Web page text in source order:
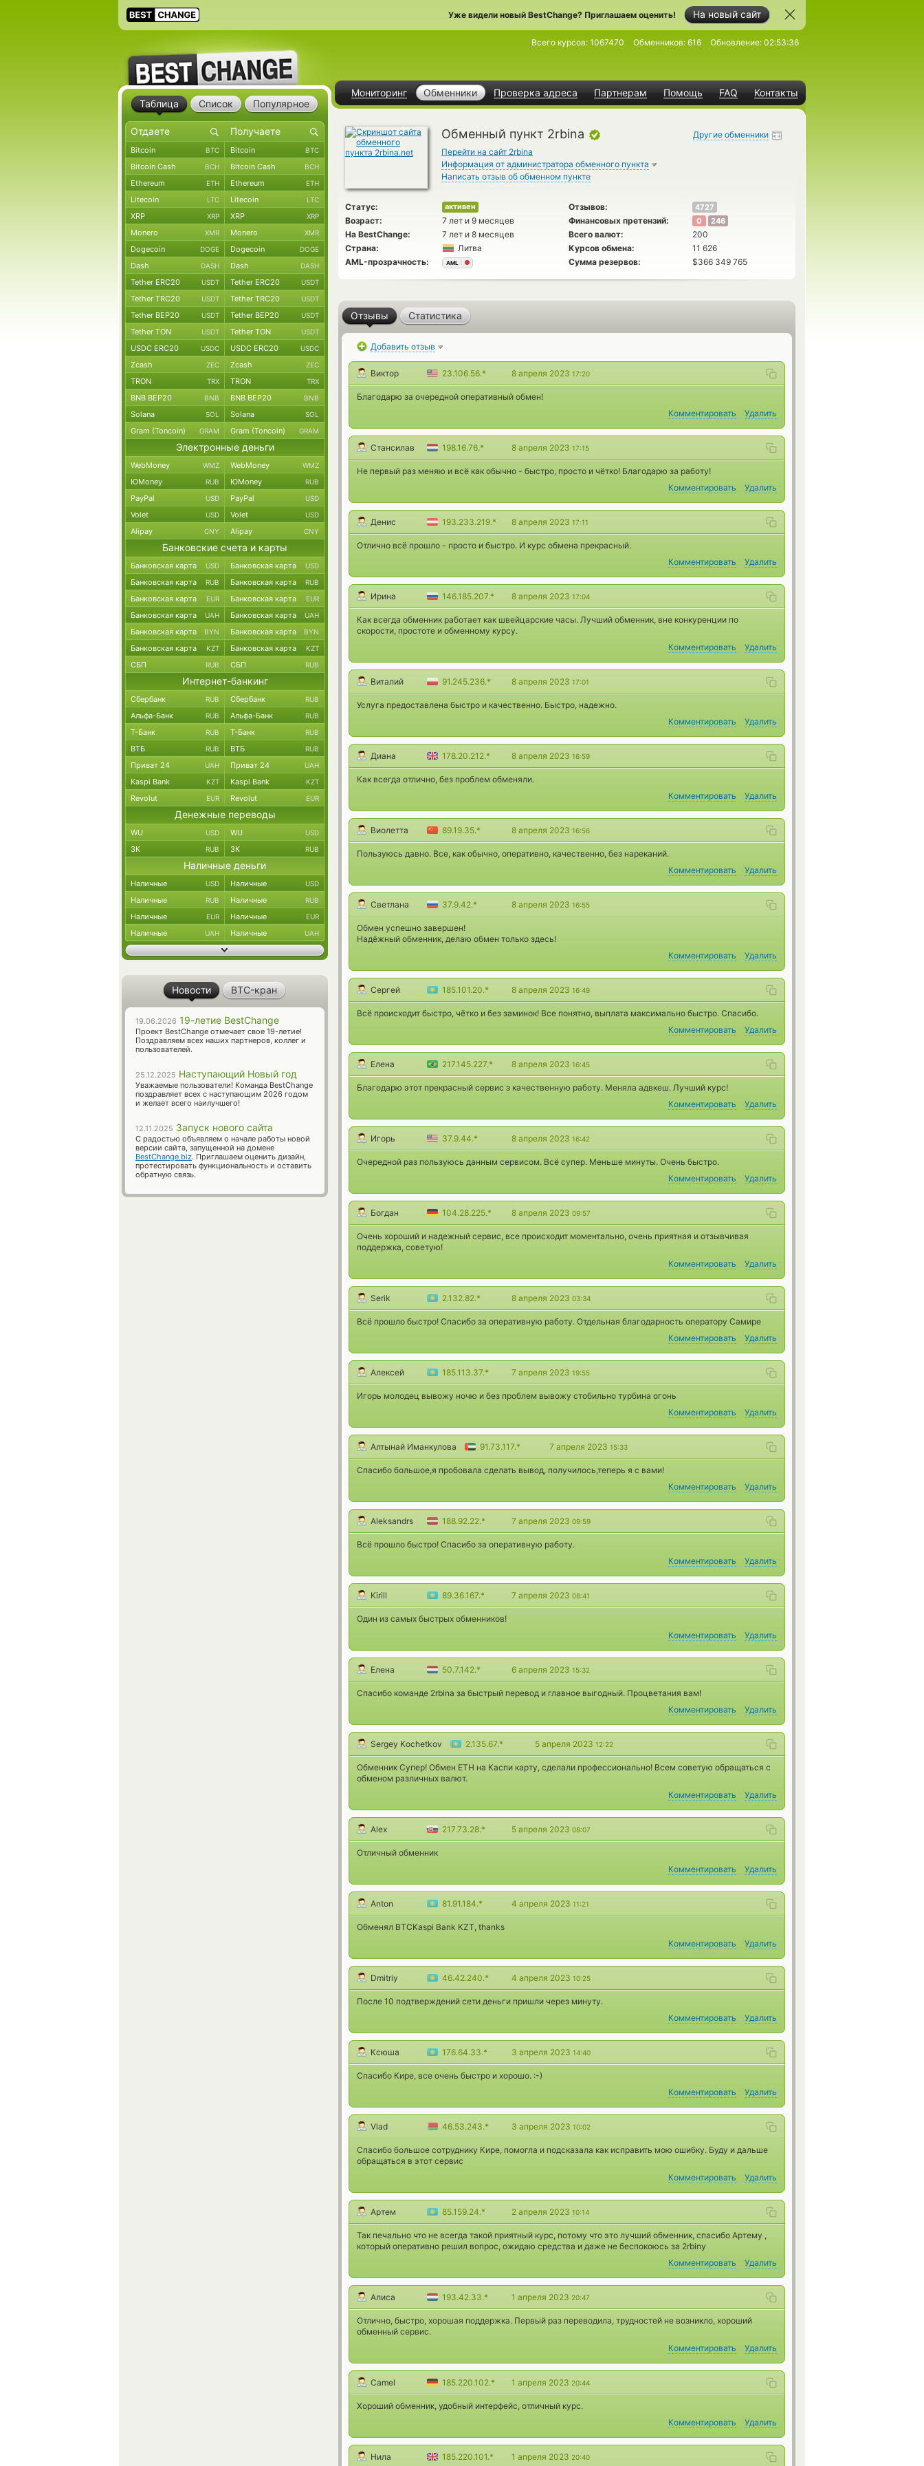
На новый сайт
Уже видели новый BestChange? Приглашаем оценить!
Мониторинг Обменники Проверка адреса Партнерам Помощь FAQ Контакты
Всего курсов: 1067470 Обменников: 616 Обновление: 02:53:36
Обменный пункт 2rbina
Перейти на сайт 2rbina
Информация от администратора обменного пункта
Написать отзыв об обменном пункте
Другие обменники
Статус: активен Отзывов: 4727
Возраст: 7 лет и 9 месяцев Финансовых претензий: 0 246
На BestChange: 7 лет и 8 месяцев Всего валют:
200
Страна:
Литва Курсов обмена:
11 626
AML-прозрачность:
AML Сумма резервов: $366 349 765
Отзывы Статистика
Добавить отзыв
Виктор 23.106.56.* 8 апреля 2023 17:20
Благодарю за очередной оперативный обмен!
Комментировать
Удалить
Стансилав 198.16.76.* 8 апреля 2023 17:15
Не первый раз меняю и всё как обычно - быстро, просто и чётко! Благодарю за работу!
Комментировать
Удалить
Денис 193.233.219.* 8 апреля 2023 17:11
Отлично всё прошло - просто и быстро. И курс обмена прекрасный.
Комментировать
Удалить
Ирина 146.185.207.* 8 апреля 2023 17:04
Как всегда обменник работает как швейцарские часы. Лучший обменник, вне конкуренции по
скорости, простоте и обменному курсу.
Комментировать
Удалить
Виталий 91.245.236.* 8 апреля 2023 17:01
Услуга предоставлена быстро и качественно. Быстро, надежно.
Комментировать
Удалить
Диана 178.20.212.* 8 апреля 2023 16:59
Как всегда отлично, без проблем обменяли.
Комментировать
Удалить
Виолетта 89.19.35.* 8 апреля 2023 16:56
Пользуюсь давно. Все, как обычно, оперативно, качественно, без нареканий.
Комментировать
Удалить
Светлана 37.9.42.* 8 апреля 2023 16:55
Обмен успешно завершен!
Надёжный обменник, делаю обмен только здесь!
Комментировать
Удалить
Сергей 185.101.20.* 8 апреля 2023 16:49
Всё происходит быстро, чётко и без заминок! Все понятно, выплата максимально быстро. Спасибо.
Комментировать
Удалить
Елена 217.145.227.* 8 апреля 2023 16:45
Благодарю этот прекрасный сервис з качественную работу. Меняла адвкеш. Лучший курс!
Комментировать
Удалить
Игорь 37.9.44.* 8 апреля 2023 16:42
Очередной раз пользуюсь данным сервисом. Всё супер. Меньше минуты. Очень быстро.
Комментировать
Удалить
Богдан 104.28.225.* 8 апреля 2023 09:57
Очень хороший и надежный сервис, все происходит моментально, очень приятная и отзывчивая
поддержка, советую!
Комментировать
Удалить
Serik 2.132.82.* 8 апреля 2023 03:34
Всё прошло быстро! Спасибо за оперативную работу. Отдельная благодарность оператору Самире
Комментировать
Удалить
Алексей 185.113.37.* 7 апреля 2023 19:55
Игорь молодец вывожу ночю и без проблем вывожу стобильно турбина огонь
Комментировать
Удалить
Алтынай Иманкулова 91.73.117.* 7 апреля 2023 15:33
Спасибо большое,я пробовала сделать вывод, получилось,теперь я с вами!
Комментировать
Удалить
Aleksandrs 188.92.22.* 7 апреля 2023 09:59
Всё прошло быстро! Спасибо за оперативную работу.
Комментировать
Удалить
Kirill 89.36.167.* 7 апреля 2023 08:41
Один из самых быстрых обменников!
Комментировать
Удалить
Елена 50.7.142.* 6 апреля 2023 15:32
Спасибо команде 2rbina за быстрый перевод и главное выгодный. Процветания вам!
Комментировать
Удалить
Sergey Kochetkov 2.135.67.* 5 апреля 2023 12:22
Обменник Супер! Обмен ETH на Каспи карту, сделали профессионально! Всем советую обращаться с
обменом различных валют.
Комментировать
Удалить
Alex 217.73.28.* 5 апреля 2023 08:07
Отличный обменник
Комментировать
Удалить
Anton 81.91.184.* 4 апреля 2023 11:21
Обменял BTCKaspi Bank KZT, thanks
Комментировать
Удалить
Dmitriy 46.42.240.* 4 апреля 2023 10:25
После 10 подтверждений сети деньги пришли через минуту.
Комментировать
Удалить
Ксюша 176.64.33.* 3 апреля 2023 14:40
Спасибо Кире, все очень быстро и хорошо. :-)
Комментировать
Удалить
Vlad 46.53.243.* 3 апреля 2023 10:02
Спасибо большое сотруднику Кире, помогла и подсказала как исправить мою ошибку. Буду и дальше
обращаться в этот сервис
Комментировать
Удалить
Артем 85.159.24.* 2 апреля 2023 10:14
Так печально что не всегда такой приятный курс, потому что это лучший обменник, спасибо Артему ,
который оперативно решил вопрос, ожидаю средства и даже не беспокоюсь за 2rbiny
Комментировать
Удалить
Алиса 193.42.33.* 1 апреля 2023 20:47
Отлично, быстро, хорошая поддержка. Первый раз переводила, трудностей не возникло, хороший
обменный сервис.
Комментировать
Удалить
Camel 185.220.102.* 1 апреля 2023 20:44
Хороший обменник, удобный интерфейс, отличный курс.
Комментировать
Удалить
Нила 185.220.101.* 1 апреля 2023 20:40
Таблица Список Популярное
Bitcoin BTC Bitcoin BTC
Bitcoin Cash BCH Bitcoin Cash BCH
Ethereum ETH Ethereum ETH
Litecoin LTC Litecoin LTC
XRP XRP XRP XRP
Monero XMR Monero XMR
Dogecoin DOGE Dogecoin DOGE
Dash DASH Dash DASH
Tether ERC20 USDT Tether ERC20 USDT
Tether TRC20 USDT Tether TRC20 USDT
Tether BEP20 USDT Tether BEP20 USDT
Tether TON USDT Tether TON USDT
USDC ERC20 USDC USDC ERC20 USDC
Zcash ZEC Zcash ZEC
TRON TRX TRON TRX
BNB BEP20 BNB BNB BEP20 BNB
Solana SOL Solana SOL
Gram (Toncoin) GRAM Gram (Toncoin) GRAM
Электронные деньги
WebMoney WMZ WebMoney WMZ
ЮMoney RUB ЮMoney RUB
PayPal USD PayPal USD
Volet USD Volet USD
Alipay CNY Alipay CNY
Банковские счета и карты
Банковская карта USD Банковская карта USD
Банковская карта RUB Банковская карта RUB
Банковская карта EUR Банковская карта EUR
Банковская карта UAH Банковская карта UAH
Банковская карта BYN Банковская карта BYN
Банковская карта KZT Банковская карта KZT
СБП RUB СБП RUB
Интернет-банкинг
Сбербанк RUB Сбербанк RUB
Альфа-Банк RUB Альфа-Банк RUB
Т-Банк RUB Т-Банк RUB
ВТБ RUB ВТБ RUB
Приват 24 UAH Приват 24 UAH
Kaspi Bank KZT Kaspi Bank KZT
Revolut EUR Revolut EUR
Денежные переводы
WU USD WU USD
ЗК RUB ЗК RUB
Наличные деньги
Наличные USD Наличные USD
Наличные RUB Наличные RUB
Наличные EUR Наличные EUR
Наличные UAH Наличные UAH
Новости BTC-кран
19.06.2026 19-летие BestChange
Проект BestChange отмечает свое 19-летие!
Поздравляем всех наших партнеров, коллег и
пользователей.
25.12.2025 Наступающий Новый год
Уважаемые пользователи! Команда BestChange
поздравляет всех с наступающим 2026 годом
и желает всего наилучшего!
12.11.2025 Запуск нового сайта
С радостью объявляем о начале работы новой
версии сайта, запущенной на домене
BestChange.biz. Приглашаем оценить дизайн,
протестировать функциональность и оставить
обратную связь.